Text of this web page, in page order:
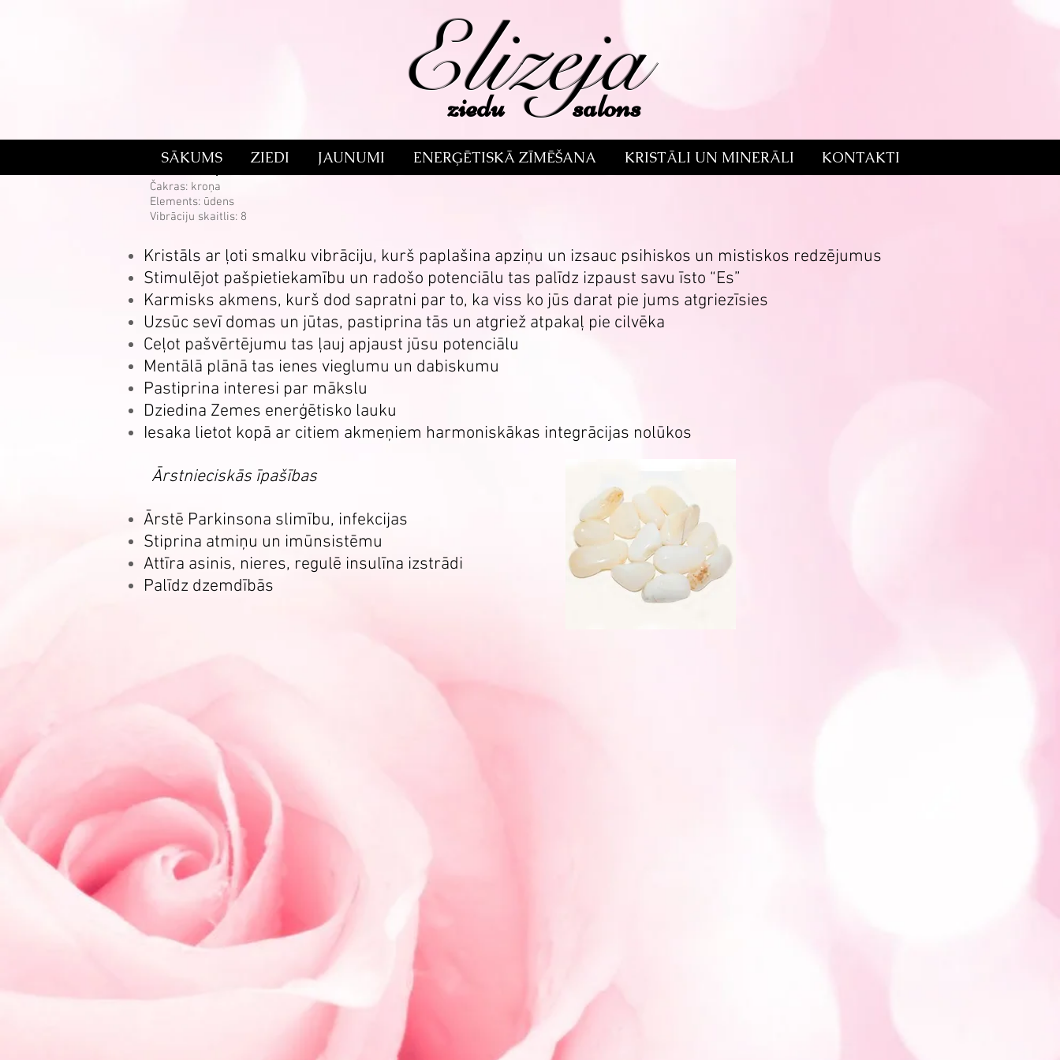
Elizeja
ziedu salons
Baltais opāls
Čakras: kroņa
Elements: ūdens
Vibrāciju skaitlis: 8
Kristāls ar ļoti smalku vibrāciju, kurš paplašina apziņu un izsauc psihiskos un mistiskos redzējumus
Stimulējot pašpietiekamību un radošo potenciālu tas palīdz izpaust savu īsto “Es”
Karmisks akmens, kurš dod sapratni par to, ka viss ko jūs darat pie jums atgriezīsies
Uzsūc sevī domas un jūtas, pastiprina tās un atgriež atpakaļ pie cilvēka
Ceļot pašvērtējumu tas ļauj apjaust jūsu potenciālu
Mentālā plānā tas ienes vieglumu un dabiskumu
Pastiprina interesi par mākslu
Dziedina Zemes enerģētisko lauku
Iesaka lietot kopā ar citiem akmeņiem harmoniskākas integrācijas nolūkos
Ārstnieciskās īpašības
Ārstē Parkinsona slimību, infekcijas
Stiprina atmiņu un imūnsistēmu
Attīra asinis, nieres, regulē insulīna izstrādi
Palīdz dzemdībās
SĀKUMS ZIEDI JAUNUMI ENERĢĒTISKĀ ZĪMĒŠANA KRISTĀLI UN MINERĀLI KONTAKTI